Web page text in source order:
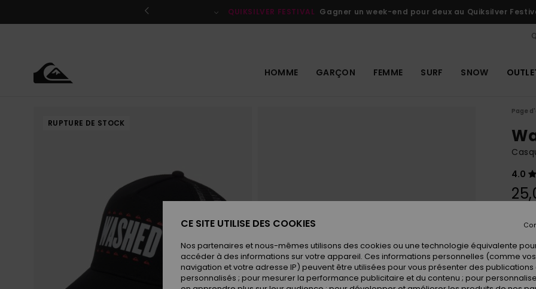
le
QUIKSILVER FESTIVAL Gagner un week-end pour deux au Quiksilver
HOMME GARÇON FEMME SURF SNOW
RUPTURE DE STOCK
Page
4.0
CE SITE UTILISE DES COOKIES
Nos partenaires et nous-mêmes utilisons des cookies ou une technologie équivalente
accéder à des informations sur votre appareil. Ces informations personnelles (comme
navigation et votre adresse IP) peuvent être utilisées pour vous présenter des publications
personnalisés ; pour mesurer la performance publicitaire et du contenu ; pour